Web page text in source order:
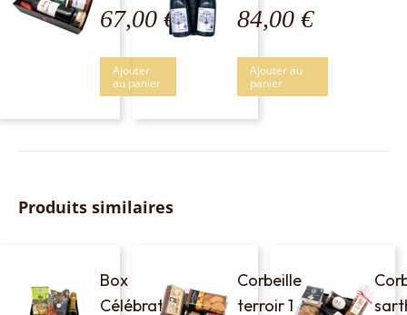
67,00 €
Ajouter
au panier
84,00€
Ajouter au
panier
Produits similaires
Box
Célébration
Corbeille
terroir 1